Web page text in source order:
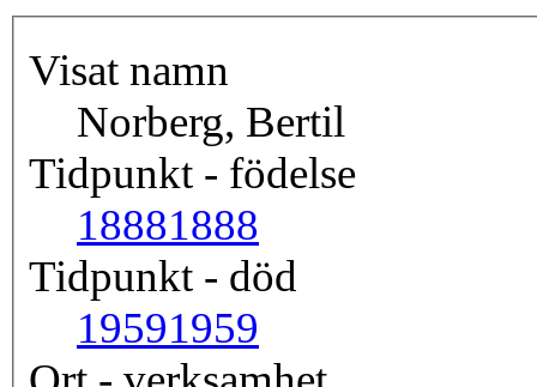
Visat namn
Norberg, Bertil
Tidpunkt - födelse
18881888
Tidpunkt - död
19591959